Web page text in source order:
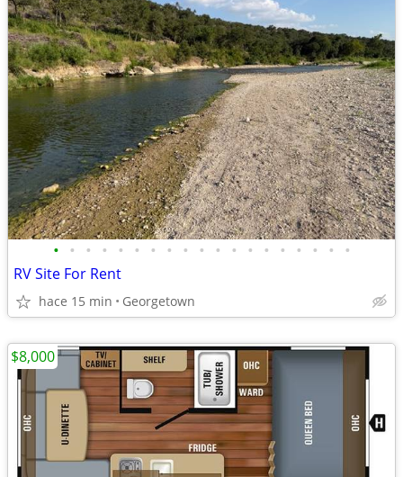
• • • • • • • • • • • • • • • • • • •
RV Site For Rent
hace 15 min Georgetown
$8,000